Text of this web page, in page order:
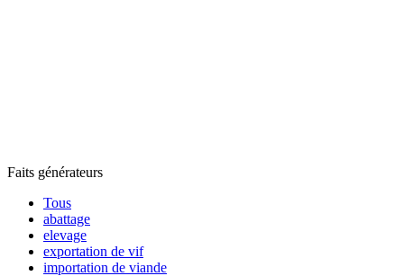
Faits générateurs
Tous
abattage
elevage
exportation de vif
importation de viande